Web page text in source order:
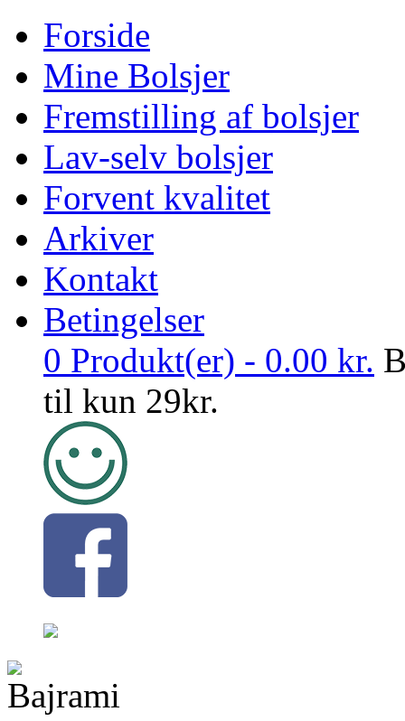
Forside
Mine Bolsjer
Fremstilling af bolsjer
Lav-selv bolsjer
Forvent kvalitet
Arkiver
Kontakt
Betingelser
0 Produkt(er) - 0.00 kr.
til kun 29kr.